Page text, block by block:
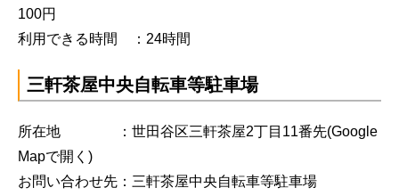
100円
利用できる時間 ：24時間
三軒茶屋中央自転車等駐車場
所在地 ：世田谷区三軒茶屋2丁目11番先(Google
Mapで開く)
お問い合わせ先：三軒茶屋中央自転車等駐車場